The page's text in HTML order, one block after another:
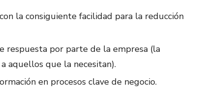
la consiguiente facilidad para la reducción
respuesta por parte de la empresa (la
aquellos que la necesitan).
en procesos clave de negocio.